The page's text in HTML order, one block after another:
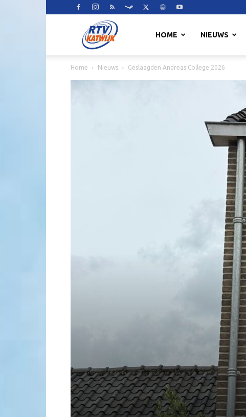
HOME NIEUWS
Home Nieuws Geslaagden Andreas College 2026